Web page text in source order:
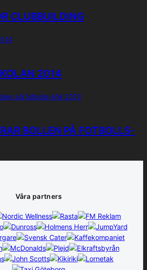
CLUBBUILDING
2014
BOLLEN PÅ FOTBOLLS-
Våra partners